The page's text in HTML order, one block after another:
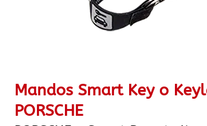
Mandos Smart Key o
PORSCHE